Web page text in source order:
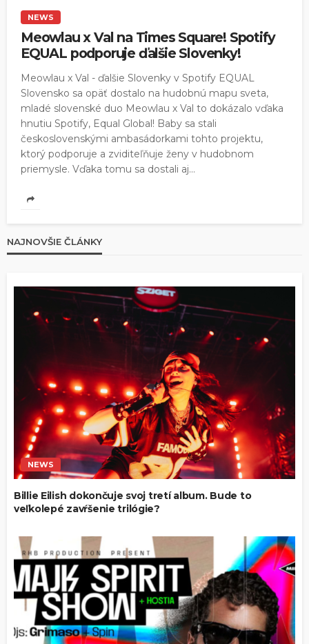
NEWS
Meowlau x Val na Times Square! Spotify
EQUAL podporuje ďalšie Slovenky!
Meowlau x Val - ďalšie Slovenky v Spotify EQUAL
Slovensko sa opäť dostalo na hudobnú mapu sveta,
mladé slovenské duo Meowlau x Val to dokázalo vďaka
hnutiu Spotify, Equal Global! Baby sa stali
československými ambasádorkami tohto projektu,
ktorý podporuje a zviditeľňuje ženy v hudobnom
priemysle. Vďaka tomu sa dostali aj...
NAJNOVŠIE ČLÁNKY
NEWS
Billie Eilish dokončuje svoj tretí album. Bude to
veľkolepé zavŕšenie trilógie?